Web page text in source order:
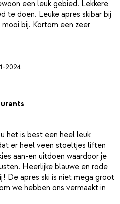
een leuk gebied. Lekkere
te doen. Leuke apres skibar bij
bij. Kortom een zeer
2024
het is best een heel leuk
er heel veen stoeltjes liften
aan-en uitdoen waardoor je
Heerlijke blauwe en rode
De apres ski is niet mega groot
we hebben ons vermaakt in